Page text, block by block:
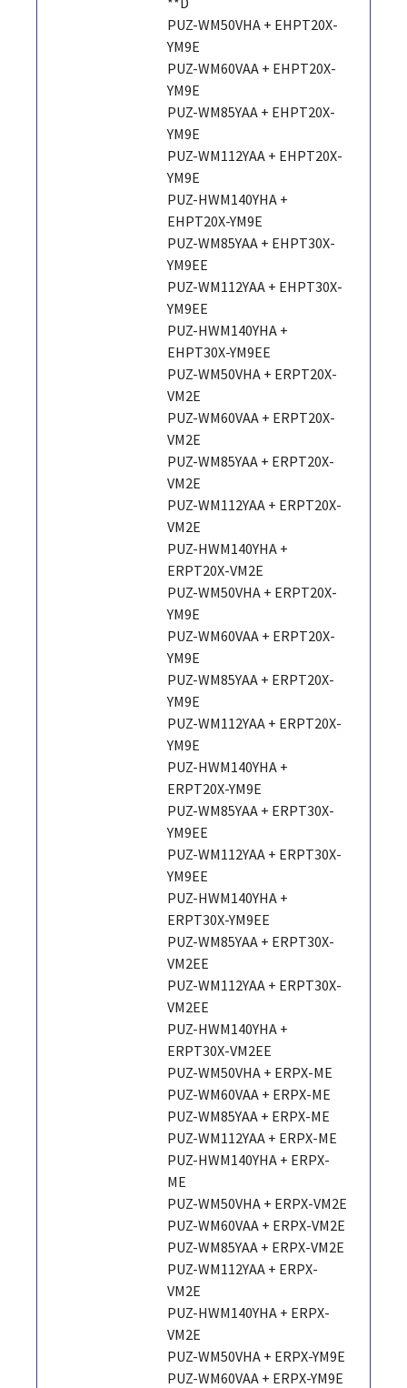
PUZ-WM50VHA + EHPT20X-
YM9E
PUZ-WM60VAA + EHPT20X-
YM9E
PUZ-WM85YAA + EHPT20X-
YM9E
PUZ-WM112YAA + EHPT20X-
YM9E
PUZ-HWM140YHA +
EHPT20X-YM9E
PUZ-WM85YAA + EHPT30X-
YM9EE
PUZ-WM112YAA + EHPT30X-
YM9EE
PUZ-HWM140YHA +
EHPT30X-YM9EE
PUZ-WM50VHA + ERPT20X-
VM2E
PUZ-WM60VAA + ERPT20X-
VM2E
PUZ-WM85YAA + ERPT20X-
VM2E
PUZ-WM112YAA + ERPT20X-
VM2E
PUZ-HWM140YHA +
ERPT20X-VM2E
PUZ-WM50VHA + ERPT20X-
YM9E
PUZ-WM60VAA + ERPT20X-
YM9E
PUZ-WM85YAA + ERPT20X-
YM9E
PUZ-WM112YAA + ERPT20X-
YM9E
PUZ-HWM140YHA +
ERPT20X-YM9E
PUZ-WM85YAA + ERPT30X-
YM9EE
PUZ-WM112YAA + ERPT30X-
YM9EE
PUZ-HWM140YHA +
ERPT30X-YM9EE
PUZ-WM85YAA + ERPT30X-
VM2EE
PUZ-WM112YAA + ERPT30X-
VM2EE
PUZ-HWM140YHA +
ERPT30X-VM2EE
PUZ-WM50VHA + ERPX-ME
PUZ-WM60VAA + ERPX-ME
PUZ-WM85YAA + ERPX-ME
PUZ-WM112YAA + ERPX-ME
PUZ-HWM140YHA + ERPX-
ME
PUZ-WM50VHA + ERPX-VM2E
PUZ-WM60VAA + ERPX-VM2E
PUZ-WM85YAA + ERPX-VM2E
PUZ-WM112YAA + ERPX-
VM2E
PUZ-HWM140YHA + ERPX-
VM2E
PUZ-WM50VHA + ERPX-YM9E
PUZ-WM60VAA + ERPX-YM9E